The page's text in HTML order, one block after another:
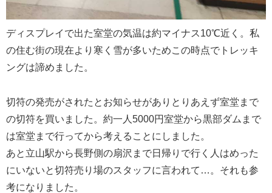
ディスプレイで出た室堂の気温は約マイナス10℃近く。私
の住む街の現在より寒く雪が多いためこの時点でトレッキ
ングは諦めました。
切符の発売がされたとお知らせがありとりあえず室堂まで
の切符を買いました。約一人5000円室堂から黒部ダムまで
は室堂まで行ってから考えることにしました。
あと立山駅から長野側の扇沢まで日帰りで行く人はめった
にいないと切符売り場のスタッフに言われて…。それも参
考になりました。